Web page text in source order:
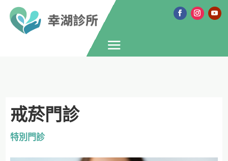
戒菸門診
特別門診